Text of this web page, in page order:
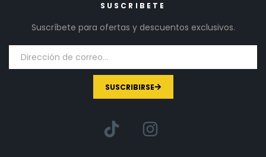
SUSCRIBETE
Suscríbete para ofertas y descuentos exclusivos.
SUSCRIBIRSE